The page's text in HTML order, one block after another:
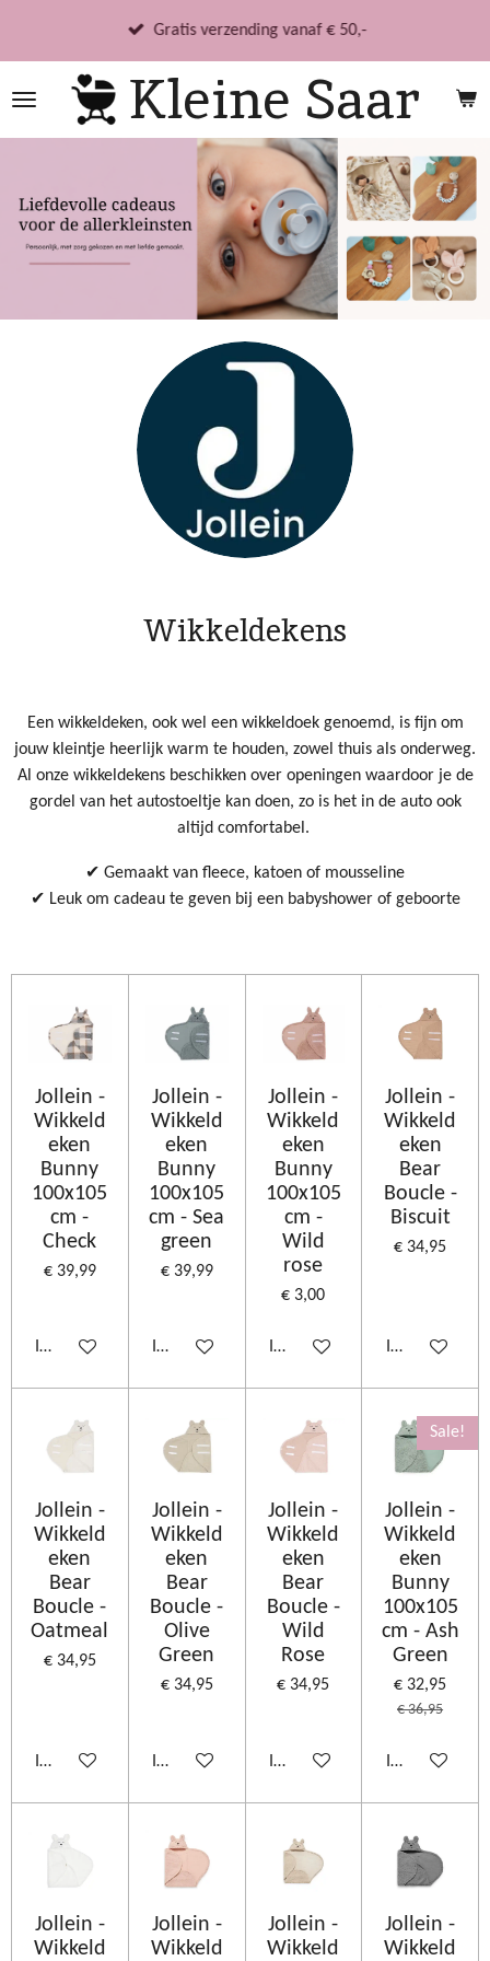
de
hoofdinhoud
Kleine Saar
Gratis verzending vanaf € 50,-
Wikkeldekens
Een wikkeldeken, ook wel een wikkeldoek genoemd, is fijn om
jouw kleintje heerlijk warm te houden, zowel thuis als onderweg.
Al onze wikkeldekens beschikken over openingen waardoor je de
gordel van het autostoeltje kan doen, zo is het in de auto ook
altijd comfortabel.
✔ Gemaakt van fleece, katoen of mousseline
✔ Leuk om cadeau te geven bij een babyshower of geboorte
Jollein -
Wikkeld
eken
Bunny
100x105
cm -
Check
€ 39,99
In winkelwagen
Jollein -
Wikkeld
eken
Bunny
100x105
cm - Sea
green
€ 39,99
In winkelwagen
Jollein -
Wikkeld
eken
Bunny
100x105
cm -
Wild
rose
€ 3,00
In winkelwagen
Jollein -
Wikkeld
eken
Bear
Boucle -
Biscuit
€ 34,95
In
Jollein -
Wikkeld
eken
Bear
Boucle -
Oatmeal
€ 34,95
In winkelwagen
Jollein -
Wikkeld
eken
Bear
Boucle -
Olive
Green
€ 34,95
In winkelwagen
Jollein -
Wikkeld
eken
Bear
Boucle -
Wild
Rose
€ 34,95
In winkelwagen
Sale!
Jollein -
Wikkeld
eken
Bunny
100x105
cm - Ash
Green
€ 32,95
€ 36,95
In
Jollein -
Wikkeld
Jollein -
Wikkeld
Jollein -
Wikkeld
Jollein -
Wikkeld